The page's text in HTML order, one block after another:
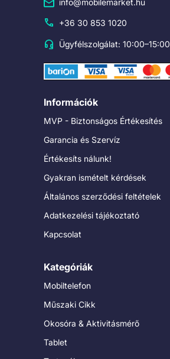
info@mobilemarket.hu
+36 30 853 1020
Ügyfélszolgálat: 10:00–15:00
Információk
MVP - Biztonságos Értékesítés
Garancia és Szervíz
Értékesíts nálunk!
Gyakran ismételt kérdések
Általános szerződési feltételek
Adatkezelési tájékoztató
Kapcsolat
Kategóriák
Mobiltelefon
Műszaki Cikk
Okosóra & Aktivitásmérő
Tablet